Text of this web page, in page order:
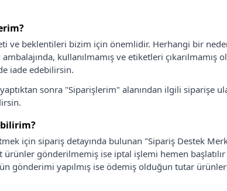
ve beklentileri bizim için önemlidir. Herhangi bir
kullanılmamış ve etiketleri çıkarılmamış
iade edebilirsin.
sonra "Siparişlerim" alanından ilgili siparişe
için sipariş detayında bulunan "Sipariş Destek
gönderilmemiş ise iptal işlemi hemen
gönderimi yapılmış ise ödemiş olduğun tutar